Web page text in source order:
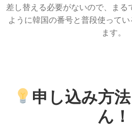
差し替える必要がないので、まる
ように韓国の番号と普段使って
ます。
申し込み方
ん！